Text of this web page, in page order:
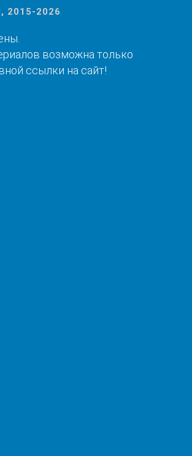
2015-2026
возможна только
ссылки на сайт!